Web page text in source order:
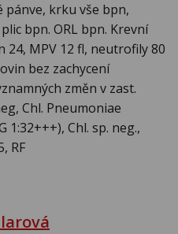
pánve, krku vše bpn,
bpn. ORL bpn. Krevní
MPV 12 fl, neutrofily 80
bez zachycení
změn v zast.
Chl. Pneumoniae
Chl. sp. neg.,
RF